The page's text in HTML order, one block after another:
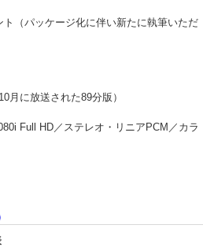
（パッケージ化に伴い新たに執筆いただ
月に放送された89分版）
Full HD／ステレオ・リニアPCM／カラ